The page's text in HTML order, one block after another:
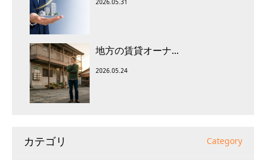
2026.05.31
地方の賃貸オーナ...
2026.05.24
カテゴリ Category